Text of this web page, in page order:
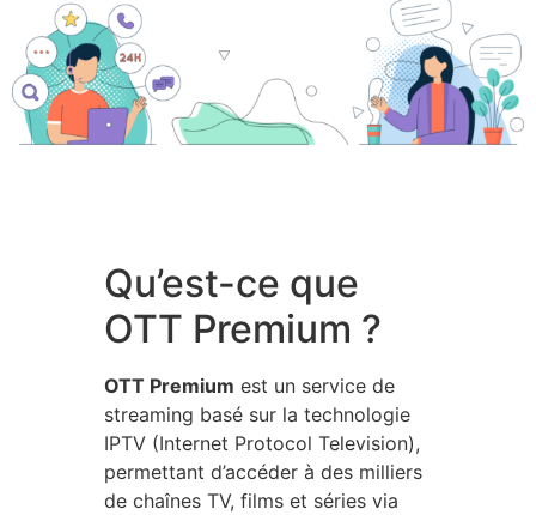
Qu’est-ce que
OTT Premium ?
OTT Premium est un service de
streaming basé sur la technologie
IPTV (Internet Protocol Television),
permettant d’accéder à des milliers
de chaînes TV, films et séries via